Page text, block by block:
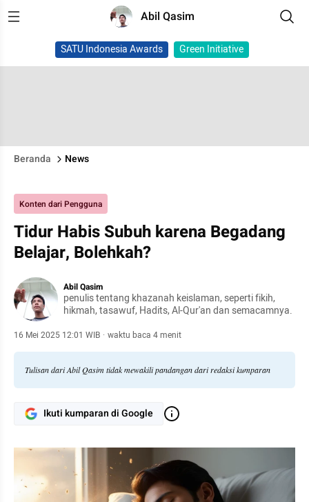
Abil Qasim
SATU Indonesia Awards Green Initiative
Beranda News
Konten dari Pengguna
Tidur Habis Subuh karena Begadang
Belajar, Bolehkah?
Abil Qasim
penulis tentang khazanah keislaman, seperti fikih,
hikmah, tasawuf, Hadits, Al-Qur'an dan semacamnya.
16 Mei 2025 12:01 WIB · waktu baca 4 menit
Tulisan dari Abil Qasim tidak mewakili pandangan dari redaksi kumparan
Ikuti kumparan di Google